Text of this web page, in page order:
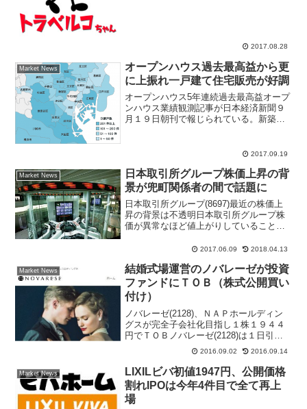
2017.08.28
Market News
オープンハウス過去最高益から更
に上振れ一戸建て住宅販売が好調
オープンハウス5年連続過去最高益オープ
ンハウス業績観測記事が日本経済新聞９
月１９日朝刊で報じられている。新築戸
りそうだという。オープンハウス(3288)
2017.09.19
Market News
日本取引所グループ株価上昇の背
景が兜町関係者の間で話題に
日本取引所グループ(8697)最近の株価上
昇の背景は不透明日本取引所グループ株
価が異常なほど値上がりしていること
いる。４月１７日安値１５３８円から６
２９円の上昇となった...
2017.06.09 2018.04.13
Market News
結婚式場運営のノバレーゼが投資
ファンドにＴＯＢ（株式公開買い
付け）
ノバレーゼ(2128)、ＮＡＰホールディン
グスが完全子会社化目指し１株１９４４
円でＴＯＢノバレーゼ(2128)は１日引け
後、ＮＡＰホールディングスが完全子会
社化を目的に、１株１９４４円でＴＯＢ
（株式公開買付け）を実施すると発表し
た。ＴＯＢ成...
2016.09.02 2016.09.14
Market News
LIXILビバ初値1947円、公開価格
割れIPOは今年4件目で全て再上
場